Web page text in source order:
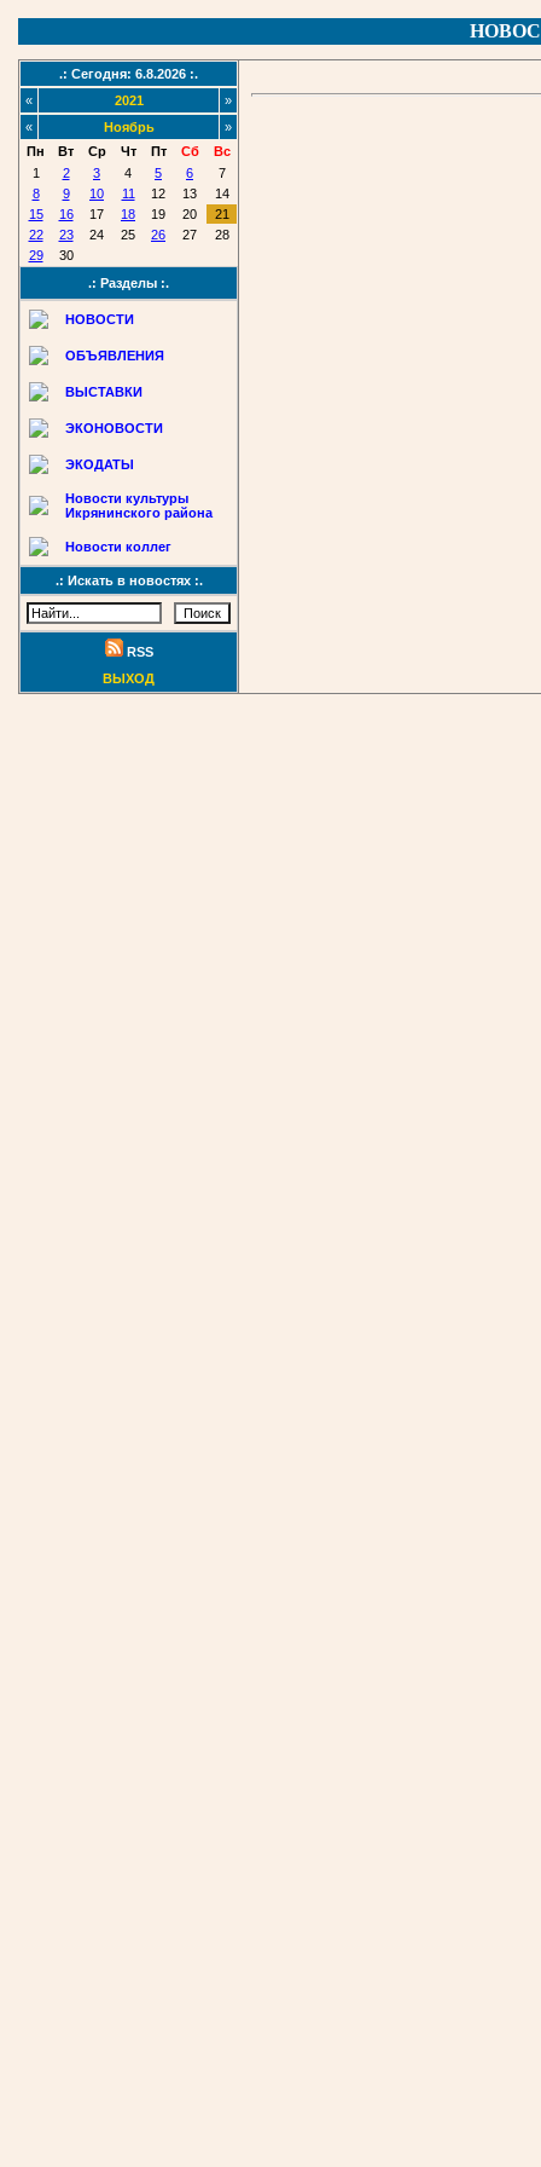
.: Сегодня: 6.8.2026 :.
«
2021
»
«
Ноябрь
»
Пн
Вт Ср Чт Пт Сб
Вс
1
2 3 4 5 6
7
8
9 10 11 12 13
14
15
16 17 18 19 20
21
22
23 24 25 26 27
28
29
30
.: Разделы :.
НОВОСТИ
ОБЪЯВЛЕНИЯ
ВЫСТАВКИ
ЭКОНОВОСТИ
ЭКОДАТЫ
Новости культуры
Икрянинского района
Новости коллег
.: Искать в новостях :.
RSS
ВЫХОД